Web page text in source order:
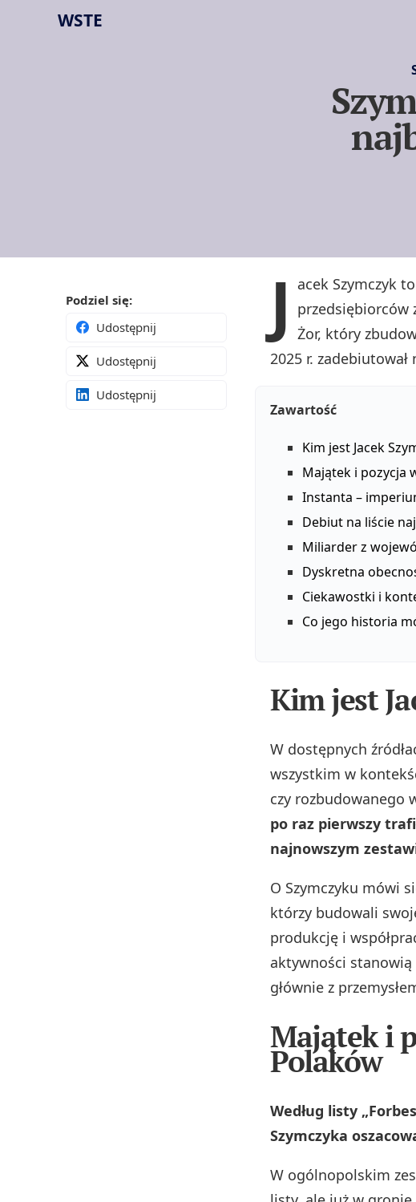
WSTE
Podziel się:
Udostępnij
Udostępnij
Udostępnij
J
acek Szymczyk
przedsiębiorców
Żor, który
2025 r.
Zawartość
Kim jest Jacek
Majątek i pozycja
Instanta –
Debiut na liście
Miliarder z
Dyskretna
Ciekawostki i
Co jego historia
Kim jest
W dostępnych
wszystkim w
czy rozbudowanego
po raz pierwszy
najnowszym
O Szymczyku mówi
którzy budowali
produkcję i
aktywności stanowią
głównie z
Majątek i
Polaków
Według listy
Szymczyka
W ogólnopolskim